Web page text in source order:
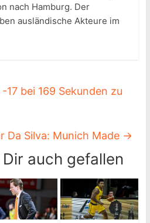
nach Hamburg. Der
ausländische Akteure im
bei 169 Sekunden zu
Da Silva: Munich Made →
auch gefallen